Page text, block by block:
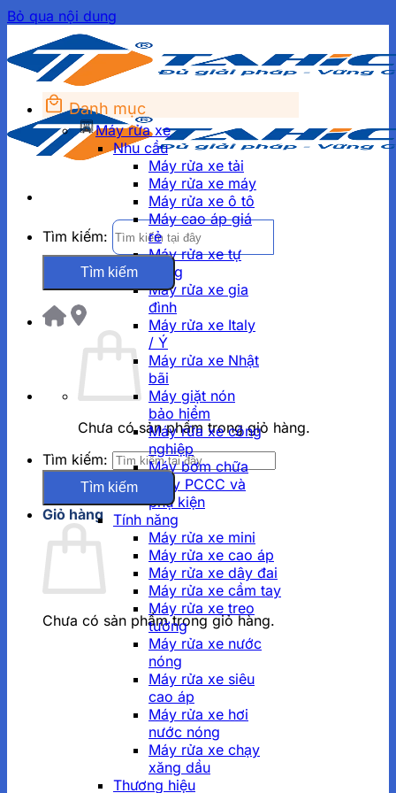
Bỏ qua nội dung
Tìm kiếm:
Chưa có sản phẩm trong giỏ hàng.
Tìm kiếm:
Giỏ hàng
Chưa có sản phẩm trong giỏ hàng.
Danh mục
Máy rửa xe
Nhu cầu
Máy rửa xe tải
Máy rửa xe máy
Máy rửa xe ô tô
Máy cao áp giá
rẻ
Máy rửa xe tự
động
Máy rửa xe gia
đình
Máy rửa xe Italy
/ Ý
Máy rửa xe Nhật
bãi
Máy giặt nón
bảo hiểm
Máy rửa xe công
nghiệp
Máy bơm chữa
cháy PCCC và
phụ kiện
Tính năng
Máy rửa xe mini
Máy rửa xe cao áp
Máy rửa xe dây đai
Máy rửa xe cầm tay
Máy rửa xe treo
tường
Máy rửa xe nước
nóng
Máy rửa xe siêu
cao áp
Máy rửa xe hơi
nước nóng
Máy rửa xe chạy
xăng dầu
Thương hiệu